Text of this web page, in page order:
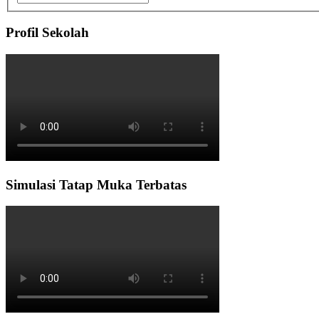
Profil Sekolah
Simulasi Tatap Muka Terbatas